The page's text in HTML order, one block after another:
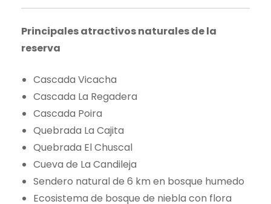
Principales atractivos naturales de la
reserva
Cascada Vicacha
Cascada La Regadera
Cascada Poira
Quebrada La Cajita
Quebrada El Chuscal
Cueva de La Candileja
Sendero natural de 6 km en bosque humedo
Ecosistema de bosque de niebla con flora